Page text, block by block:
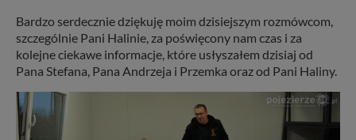
Bardzo serdecznie dziękuję moim dzisiejszym rozmówcom,
szczególnie Pani Halinie, za poświęcony nam czas i za
kolejne ciekawe informacje, które usłyszałem dzisiaj od
Pana Stefana, Pana Andrzeja i Przemka oraz od Pani Haliny.